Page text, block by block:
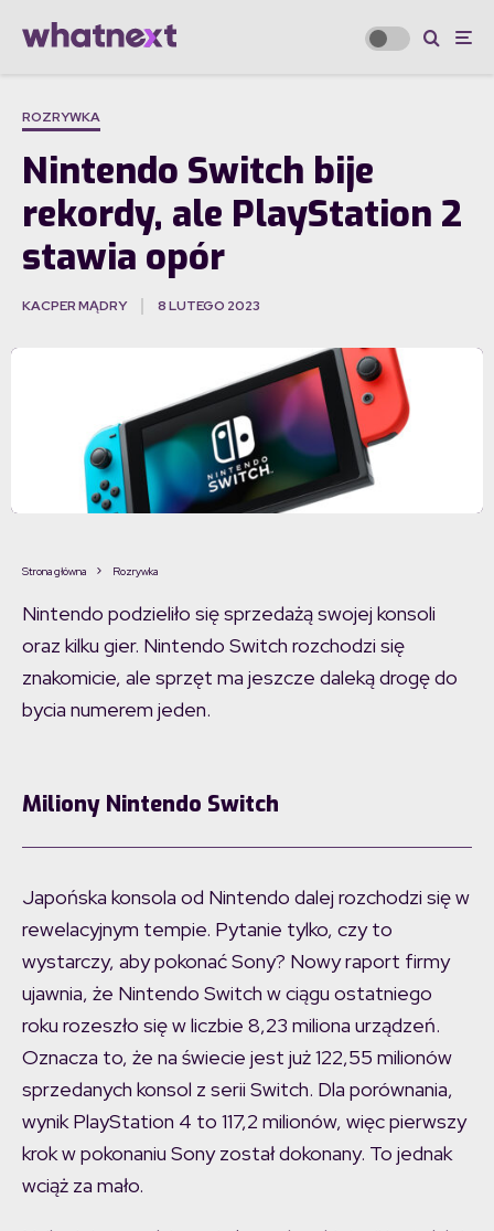
ROZRYWKA
Nintendo Switch bije
rekordy, ale PlayStation 2
stawia opór
KACPER MĄDRY 8 LUTEGO 2023
Strona główna Rozrywka
Nintendo podzieliło się sprzedażą swojej konsoli
oraz kilku gier. Nintendo Switch rozchodzi się
znakomicie, ale sprzęt ma jeszcze daleką drogę do
bycia numerem jeden.
Miliony Nintendo Switch
Japońska konsola od Nintendo dalej rozchodzi się w
rewelacyjnym tempie. Pytanie tylko, czy to
wystarczy, aby pokonać Sony? Nowy raport firmy
ujawnia, że Nintendo Switch w ciągu ostatniego
roku rozeszło się w liczbie 8,23 miliona urządzeń.
Oznacza to, że na świecie jest już 122,55 milionów
sprzedanych konsol z serii Switch. Dla porównania,
wynik PlayStation 4 to 117,2 milionów, więc pierwszy
krok w pokonaniu Sony został dokonany. To jednak
wciąż za mało.